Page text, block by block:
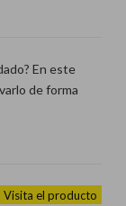
En este
de forma
Visita el producto